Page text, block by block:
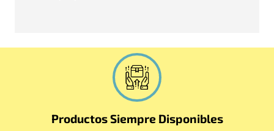
Productos Siempre Disponibles